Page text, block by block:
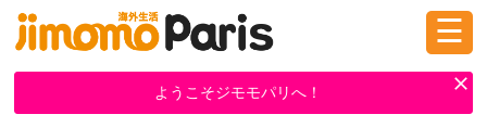
ログイン 新規登録
☰
ようこそジモモパリへ！